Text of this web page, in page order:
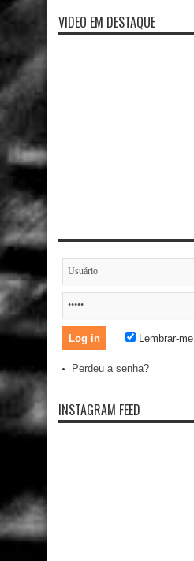
VIDEO EM DESTAQUE
Lembrar-me
Perdeu a senha?
INSTAGRAM FEED